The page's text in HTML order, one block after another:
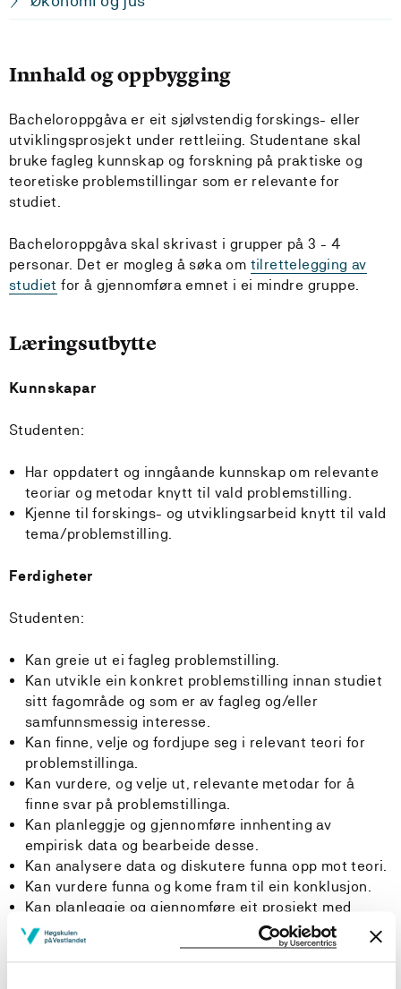
Innhald og oppbygging
Bacheloroppgåva er eit sjølvstendig forskings- eller
utviklingsprosjekt under rettleiing. Studentane skal
bruke fagleg kunnskap og forskning på praktiske og
teoretiske problemstillingar som er relevante for
studiet.
Bacheloroppgåva skal skrivast i grupper på 3 - 4
personar. Det er mogleg å søka om tilrettelegging av
studiet for å gjennomføra emnet i ei mindre gruppe.
Læringsutbytte
Kunnskapar
Studenten:
Har oppdatert og inngåande kunnskap om relevante
teoriar og metodar knytt til vald problemstilling.
Kjenne til forskings- og utviklingsarbeid knytt til vald
tema/problemstilling.
Ferdigheter
Studenten:
Kan greie ut ei fagleg problemstilling.
Kan utvikle ein konkret problemstilling innan studiet
sitt fagområde og som er av fagleg og/eller
samfunnsmessig interesse.
Kan finne, velje og fordjupe seg i relevant teori for
problemstillinga.
Kan vurdere, og velje ut, relevante metodar for å
finne svar på problemstillinga.
Kan planleggje og gjennomføre innhenting av
empirisk data og bearbeide desse.
Kan analysere data og diskutere funna opp mot teori.
Kan vurdere funna og kome fram til ein konklusjon.
Kan planleggje og gjennomføre eit prosjekt med
avgrensa ressursar.